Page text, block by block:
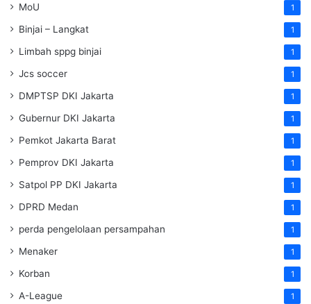
MoU 1
Binjai – Langkat 1
Limbah sppg binjai 1
Jcs soccer 1
DMPTSP DKI Jakarta 1
Gubernur DKI Jakarta 1
Pemkot Jakarta Barat 1
Pemprov DKI Jakarta 1
Satpol PP DKI Jakarta 1
DPRD Medan 1
perda pengelolaan persampahan 1
Menaker 1
Korban 1
A-League 1